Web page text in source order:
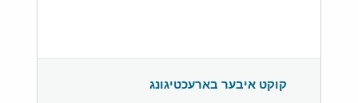
קוקט איבער בארעכטיגונג